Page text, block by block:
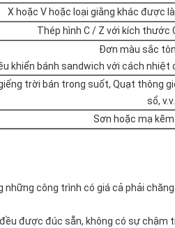
X hoặc V hoặc loại giằng khác được
Thép hình C / Z với kích thước
Đơn màu sắc
khiển bánh sandwich với cách nhiệt
trời bán trong suốt, Quạt thông
sổ, v.v.
Sơn hoặc mạ
những công trình có giá cả phải
được đúc sẵn, không có sự chậm